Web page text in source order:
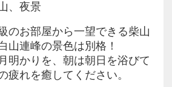
お応え出来ない場合もござい
ざいましたら必ず事前にお伝え
応出来かねる場合がございま
、夜景
のお部屋から一望できる柴山
山連峰の景色は別格！
明かりを、朝は朝日を浴びて
疲れを癒してください。